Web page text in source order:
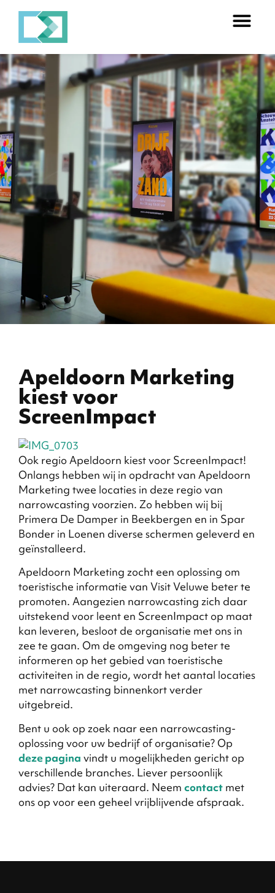
Apeldoorn Marketing
kiest voor
ScreenImpact
Ook regio Apeldoorn kiest voor ScreenImpact!
Onlangs hebben wij in opdracht van Apeldoorn
Marketing twee locaties in deze regio van
narrowcasting voorzien. Zo hebben wij bij
Primera De Damper in Beekbergen en in Spar
Bonder in Loenen diverse schermen geleverd en
geïnstalleerd.
Apeldoorn Marketing zocht een oplossing om
toeristische informatie van Visit Veluwe beter te
promoten. Aangezien narrowcasting zich daar
uitstekend voor leent en ScreenImpact op maat
kan leveren, besloot de organisatie met ons in
zee te gaan. Om de omgeving nog beter te
informeren op het gebied van toeristische
activiteiten in de regio, wordt het aantal locaties
met narrowcasting binnenkort verder
uitgebreid.
Bent u ook op zoek naar een narrowcasting-
oplossing voor uw bedrijf of organisatie? Op
deze pagina vindt u mogelijkheden gericht op
verschillende branches. Liever persoonlijk
advies? Dat kan uiteraard. Neem contact met
ons op voor een geheel vrijblijvende afspraak.